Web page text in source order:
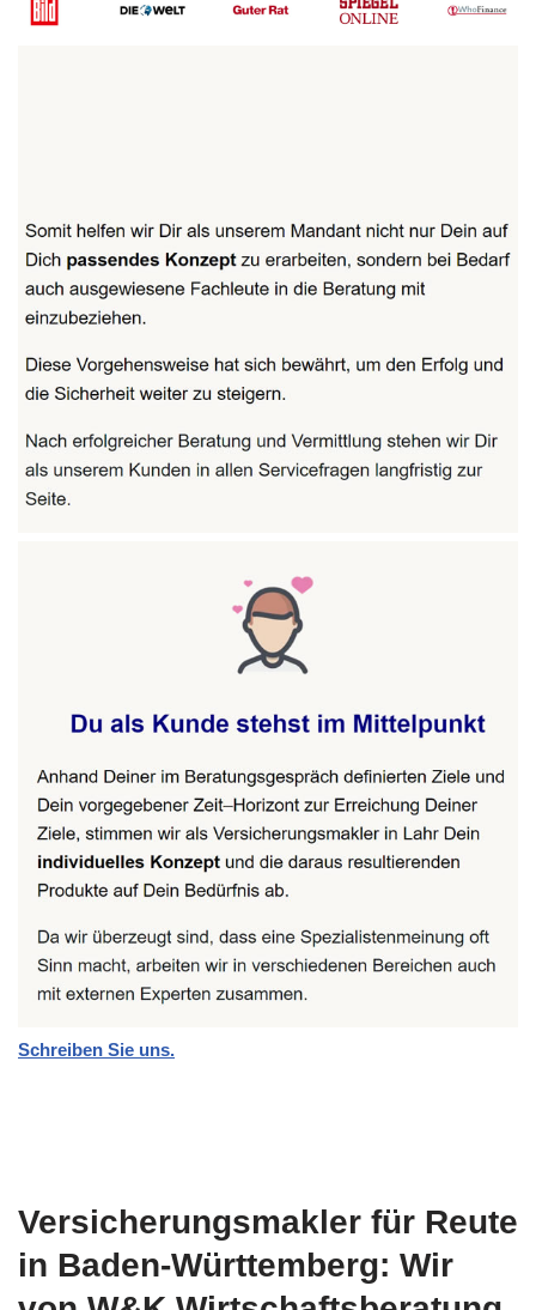
Schreiben Sie uns.
Versicherungsmakler für Reute
in Baden-Württemberg: Wir